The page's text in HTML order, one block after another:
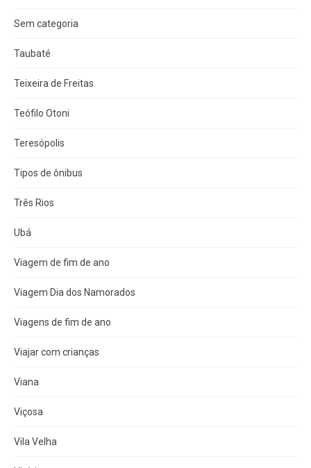
Sem categoria
Taubaté
Teixeira de Freitas
Teófilo Otoni
Teresópolis
Tipos de ônibus
Três Rios
Ubá
Viagem de fim de ano
Viagem Dia dos Namorados
Viagens de fim de ano
Viajar com crianças
Viana
Viçosa
Vila Velha